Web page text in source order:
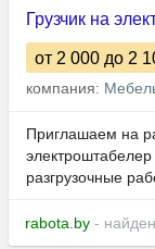
Грузчик на
от 2 000 до 2
компания:
Приглашаем на
разгрузочные
rabota.by -